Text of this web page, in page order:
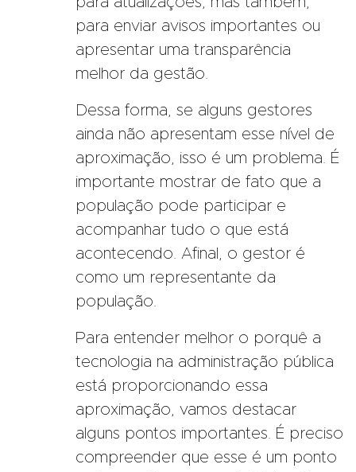
para enviar avisos importantes ou
apresentar uma transparência
melhor da gestão.
Dessa forma, se alguns gestores
ainda não apresentam esse nível de
aproximação, isso é um problema. É
importante mostrar de fato que a
população pode participar e
acompanhar tudo o que está
acontecendo. Afinal, o gestor é
como um representante da
população.
Para entender melhor o porquê a
tecnologia na administração pública
está proporcionando essa
aproximação, vamos destacar
alguns pontos importantes. É preciso
compreender que esse é um ponto